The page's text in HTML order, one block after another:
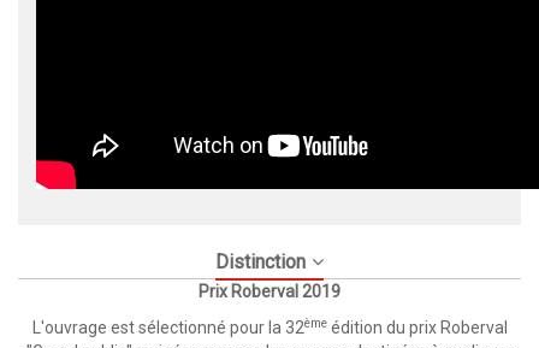
Distinction
Prix Roberval 2019
L'ouvrage est sélectionné pour la 32èmeédition du prix Roberval